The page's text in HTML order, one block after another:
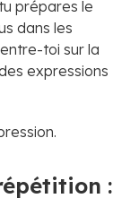
prépares le
dans les
toi sur la
expressions
: